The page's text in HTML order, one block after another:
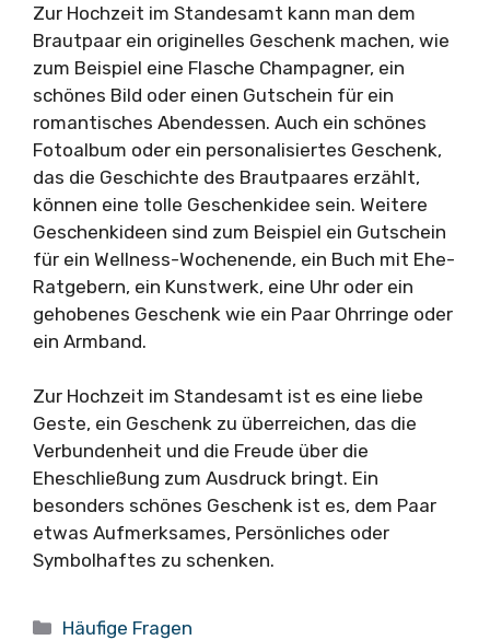
Zur Hochzeit im Standesamt kann man dem
Brautpaar ein originelles Geschenk machen, wie
zum Beispiel eine Flasche Champagner, ein
schönes Bild oder einen Gutschein für ein
romantisches Abendessen. Auch ein schönes
Fotoalbum oder ein personalisiertes Geschenk,
das die Geschichte des Brautpaares erzählt,
können eine tolle Geschenkidee sein. Weitere
Geschenkideen sind zum Beispiel ein Gutschein
für ein Wellness-Wochenende, ein Buch mit Ehe-
Ratgebern, ein Kunstwerk, eine Uhr oder ein
gehobenes Geschenk wie ein Paar Ohrringe oder
ein Armband.
Zur Hochzeit im Standesamt ist es eine liebe
Geste, ein Geschenk zu überreichen, das die
Verbundenheit und die Freude über die
Eheschließung zum Ausdruck bringt. Ein
besonders schönes Geschenk ist es, dem Paar
etwas Aufmerksames, Persönliches oder
Symbolhaftes zu schenken.
Kategorien
Häufige Fragen